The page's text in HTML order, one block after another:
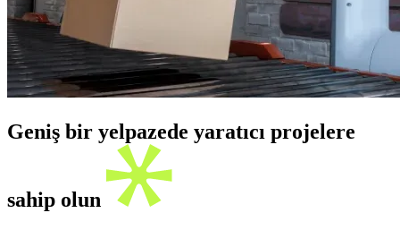
Geniş bir yelpazede yaratıcı projelere
sahip olun